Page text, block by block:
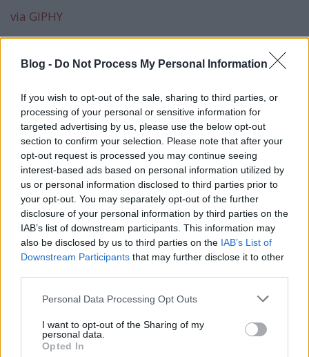
Blog - Do Not Process My Personal Information
If you wish to opt-out of the sale, sharing to third parties, or
processing of your personal or sensitive information for
targeted advertising by us, please use the below opt-out
section to confirm your selection. Please note that after your
opt-out request is processed you may continue seeing
interest-based ads based on personal information utilized by
us or personal information disclosed to third parties prior to
your opt-out. You may separately opt-out of the further
disclosure of your personal information by third parties on the
IAB’s list of downstream participants. This information may
also be disclosed by us to third parties on the IAB’s List of
Downstream Participants that may further disclose it to other
Please note that this website/app uses one or more Google
not limited to your visit or usage behaviour. You may click to
grant or deny consent to Google and its third-party tags to
use your data for below specified purposes in below Google
Personal Data Processing Opt Outs
I want to opt-out of the Sharing of my
personal data.
Opted In
via GIPHY
...hogy amíg a mosdóba mész, addig valaki esetleg
amikor egy-egy borkóstolón bérelni kell a poharat,
ezért vigyázol rá, mint a szemed fényére. Ha viszont
társasággal mész, akkor bátran barátaidra bízhatod
a poharad, mert őrizni fogják neked, az életük árán
is.